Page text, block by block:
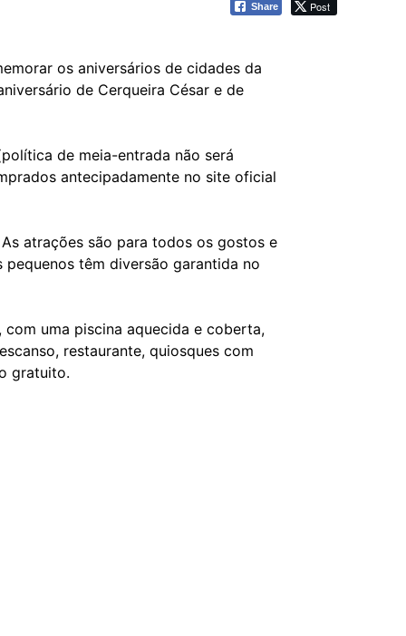
Share Post
os aniversários de cidades da
de Cerqueira César e de
de meia-entrada não será
antecipadamente no site oficial
atrações são para todos os gostos e
têm diversão garantida no
uma piscina aquecida e coberta,
restaurante, quiosques com
gratuito.